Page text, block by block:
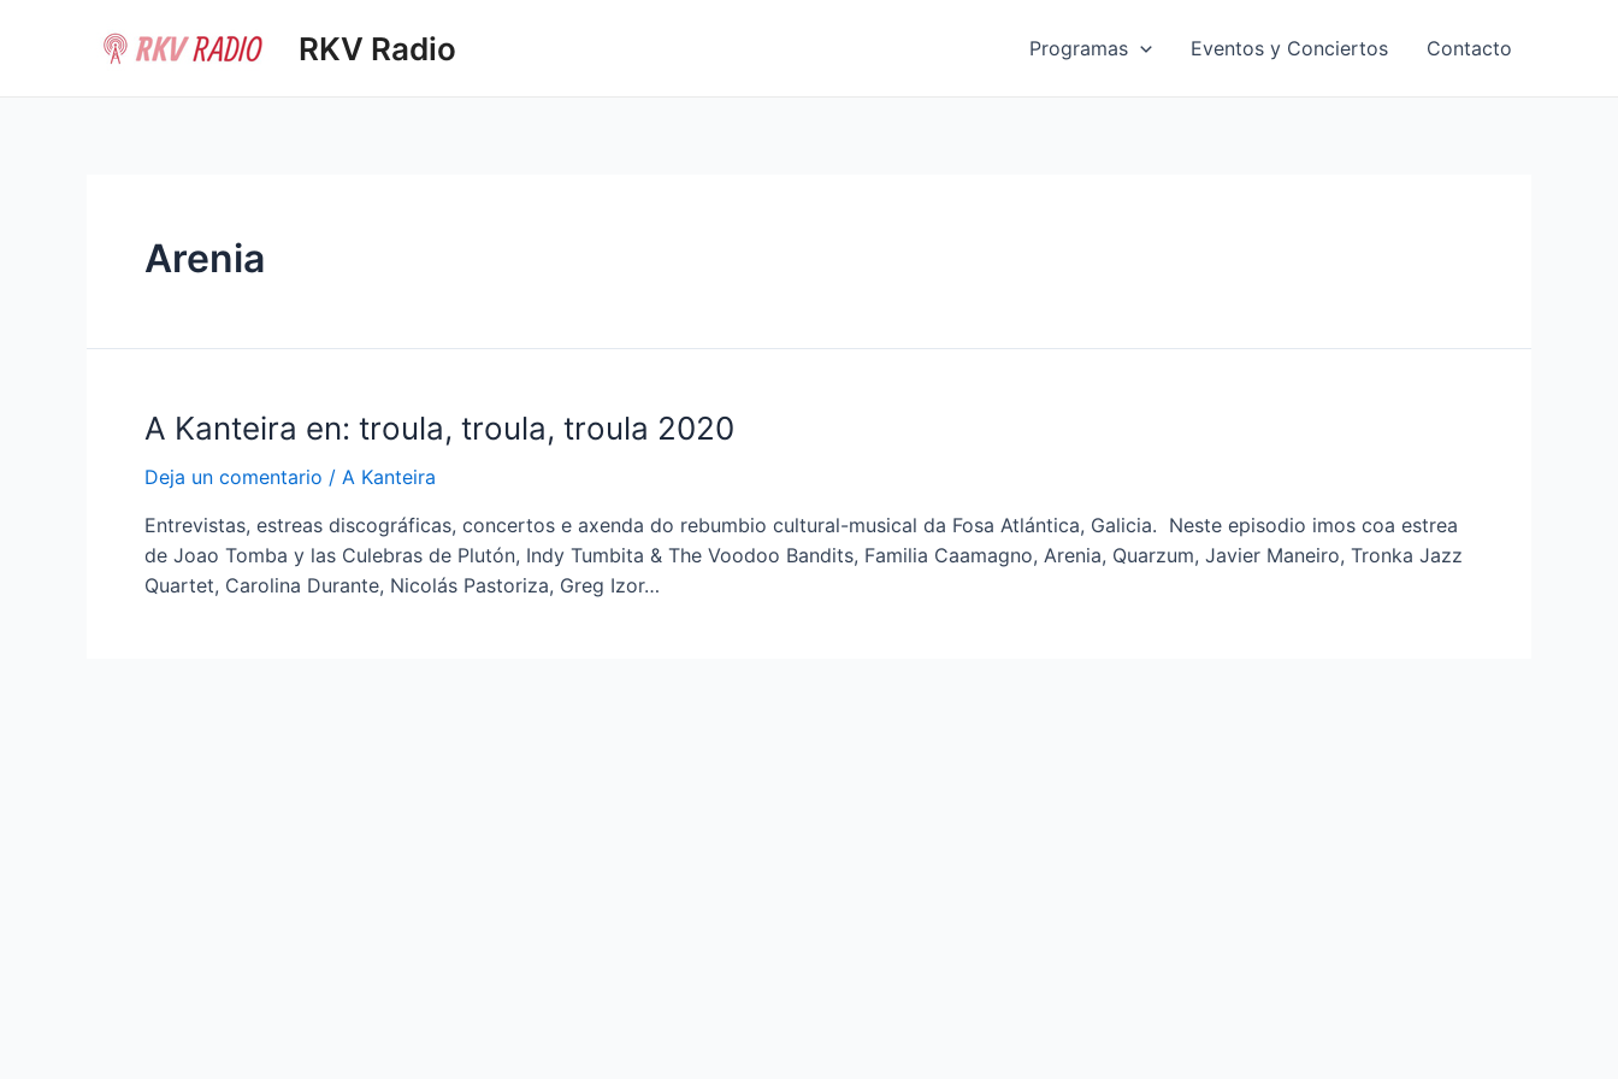
RKV Radio Programas Eventos y Conciertos Contacto
Arenia
A Kanteira en: troula, troula, troula 2020
Deja un comentario / A Kanteira
Entrevistas, estreas discográficas, concertos e axenda do rebumbio cultural-musical da Fosa Atlántica, Galicia. Neste episodio imos coa estrea
de Joao Tomba y las Culebras de Plutón, Indy Tumbita & The Voodoo Bandits, Familia Caamagno, Arenia, Quarzum, Javier Maneiro, Tronka Jazz
Quartet, Carolina Durante, Nicolás Pastoriza, Greg Izor…